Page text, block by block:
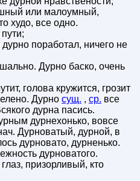
или малоумный,
худо, все одно.
поработал, ничего не
Дурно баско, очень
голова кружится, грозит
Дурно сущ. , ср. все
дурна пасись.
дурнехонько, вовсе
Дурноватый, дурной, в
дурновато, дурненько.
дурноватого.
призорливый, кто